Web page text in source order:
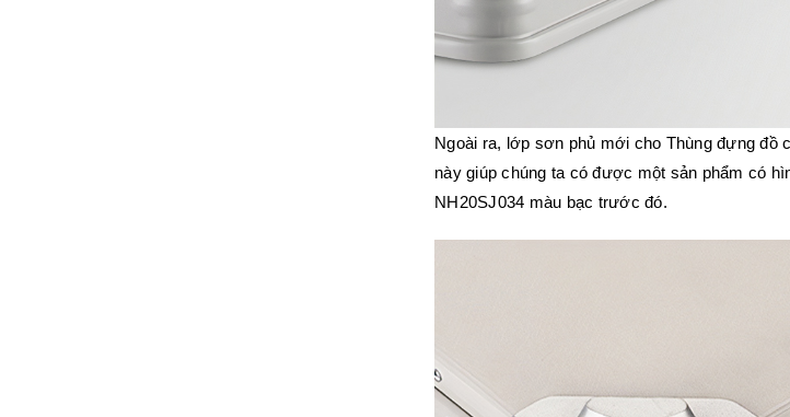
Ngoài ra, lớp sơn phủ mới cho Thùng đựng
này giúp chúng ta có được một sản phẩm có
NH20SJ034 màu bạc trước đó.